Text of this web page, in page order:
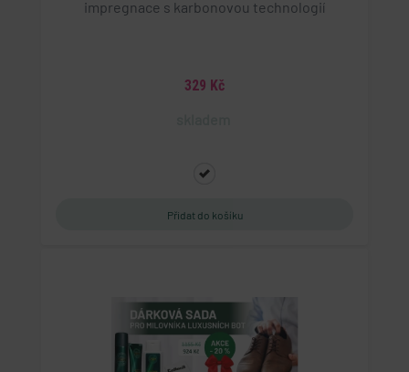
impregnace s karbonovou technologií
329 Kč